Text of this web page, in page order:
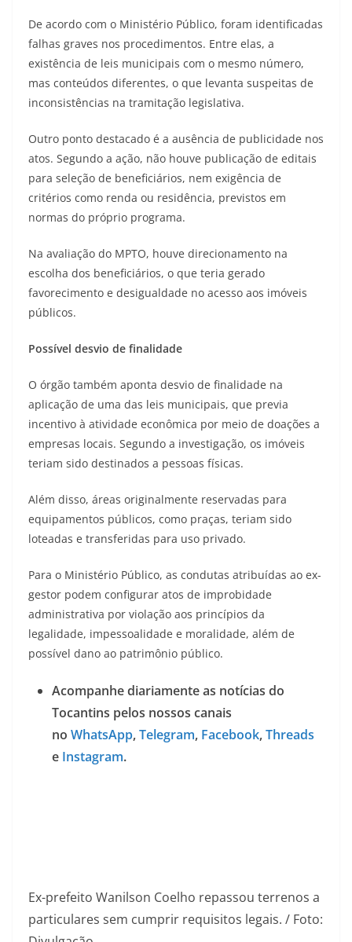
De acordo com o Ministério Público, foram identificadas
falhas graves nos procedimentos. Entre elas, a
existência de leis municipais com o mesmo número,
mas conteúdos diferentes, o que levanta suspeitas de
inconsistências na tramitação legislativa.
Outro ponto destacado é a ausência de publicidade nos
atos. Segundo a ação, não houve publicação de editais
para seleção de beneficiários, nem exigência de
critérios como renda ou residência, previstos em
normas do próprio programa.
Na avaliação do MPTO, houve direcionamento na
escolha dos beneficiários, o que teria gerado
favorecimento e desigualdade no acesso aos imóveis
públicos.
Possível desvio de finalidade
O órgão também aponta desvio de finalidade na
aplicação de uma das leis municipais, que previa
incentivo à atividade econômica por meio de doações a
empresas locais. Segundo a investigação, os imóveis
teriam sido destinados a pessoas físicas.
Além disso, áreas originalmente reservadas para
equipamentos públicos, como praças, teriam sido
loteadas e transferidas para uso privado.
Para o Ministério Público, as condutas atribuídas ao ex-
gestor podem configurar atos de improbidade
administrativa por violação aos princípios da
legalidade, impessoalidade e moralidade, além de
possível dano ao patrimônio público.
Acompanhe diariamente as notícias do
Tocantins pelos nossos canais
no WhatsApp,Telegram, Facebook,Threads
e Instagram.
Ex-prefeito Wanilson Coelho repassou terrenos a
particulares sem cumprir requisitos legais. / Foto: